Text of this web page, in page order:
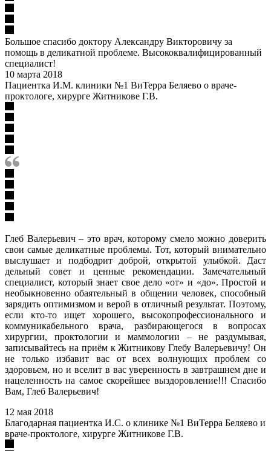
Большое спасибо доктору Александру Викторовичу за
помощь в деликатной проблеме. Высококвалифицированный
специалист!
10 марта 2018
Пациентка И.М. клиники №1 ВиТерра Беляево о враче-
проктологе, хирурге Житникове Г.В.
Глеб Валерьевич – это врач, которому смело можно доверить
свои самые деликатные проблемы. Тот, который внимательно
выслушает и подбодрит доброй, открытой улыбкой. Даст
дельный совет и ценные рекомендации. Замечательный
специалист, который знает свое дело «от» и «до». Простой и
необыкновенно обаятельный в общении человек, способный
зарядить оптимизмом и верой в отличный результат. Поэтому,
если кто-то ищет хорошего, высокопрофессионального и
коммуникабельного врача, разбирающегося в вопросах
хирургии, проктологии и маммологии – не раздумывая,
записывайтесь на приём к Житникову Глебу Валерьевичу! Он
не только избавит вас от всех волнующих проблем со
здоровьем, но и вселит в вас уверенность в завтрашнем дне и
нацеленность на самое скорейшее выздоровление!!! Спасибо
Вам, Глеб Валерьевич!
12 мая 2018
Благодарная пациентка И.С. о клинике №1 ВиТерра Беляево и
враче-проктологе, хирурге Житникове Г.В.